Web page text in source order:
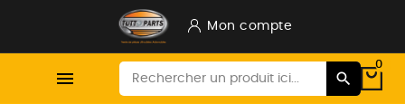
Mon compte

0